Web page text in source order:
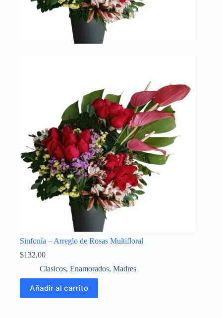
Sinfonía – Arreglo de Rosas Multifloral
$132,00
Clasicos, Enamorados, Madres
Añadir al carrito